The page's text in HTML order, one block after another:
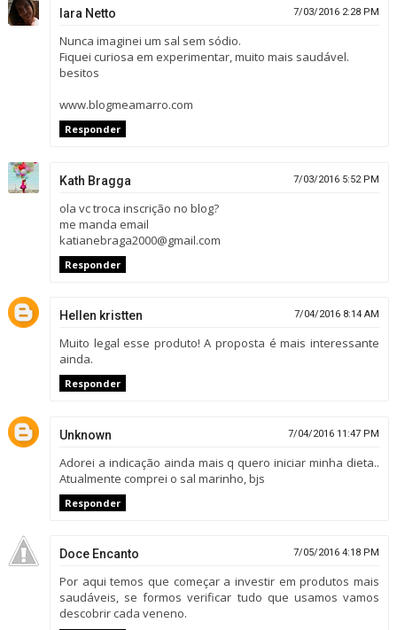
Iara Netto 7/03/2016 2:28 PM
Nunca imaginei um sal sem sódio.
Fiquei curiosa em experimentar, muito mais saudável.
besitos
www.blogmeamarro.com
Responder
Kath Bragga 7/03/2016 5:52 PM
ola vc troca inscrição no blog?
me manda email
katianebraga2000@gmail.com
Responder
Hellen kristten 7/04/2016 8:14 AM
Muito legal esse produto! A proposta é mais interessante
ainda.
Responder
Unknown 7/04/2016 11:47 PM
Adorei a indicação ainda mais q quero iniciar minha dieta..
Atualmente comprei o sal marinho, bjs
Responder
Doce Encanto 7/05/2016 4:18 PM
Por aqui temos que começar a investir em produtos mais
saudáveis, se formos verificar tudo que usamos vamos
descobrir cada veneno.